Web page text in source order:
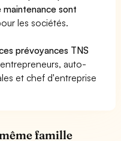
sont
les sociétés.
prévoyances TNS
auto-
et chef d'entreprise
famille